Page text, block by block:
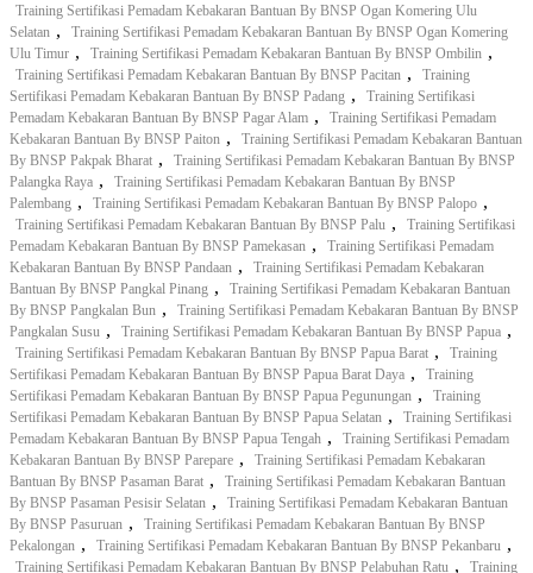
Training Sertifikasi Pemadam Kebakaran Bantuan By BNSP Ogan Komering Ulu
Selatan ,
Training Sertifikasi Pemadam Kebakaran Bantuan By BNSP Ogan Komering
Ulu Timur , Training Sertifikasi Pemadam Kebakaran Bantuan By BNSP Ombilin ,
Training Sertifikasi Pemadam Kebakaran Bantuan By BNSP Pacitan ,
Training
Sertifikasi Pemadam Kebakaran Bantuan By BNSP Padang ,
Training Sertifikasi
Pemadam Kebakaran Bantuan By BNSP Pagar Alam ,
Training Sertifikasi Pemadam
Kebakaran Bantuan By BNSP Paiton ,
Training Sertifikasi Pemadam Kebakaran Bantuan
By BNSP Pakpak Bharat ,
Training Sertifikasi Pemadam Kebakaran Bantuan By BNSP
Palangka Raya ,
Training Sertifikasi Pemadam Kebakaran Bantuan By BNSP
Palembang , Training Sertifikasi Pemadam Kebakaran Bantuan By BNSP Palopo ,
Training Sertifikasi Pemadam Kebakaran Bantuan By BNSP Palu ,
Training Sertifikasi
Pemadam Kebakaran Bantuan By BNSP Pamekasan ,
Training Sertifikasi Pemadam
Kebakaran Bantuan By BNSP Pandaan ,
Training Sertifikasi Pemadam Kebakaran
Bantuan By BNSP Pangkal Pinang ,
Training Sertifikasi Pemadam Kebakaran Bantuan
By BNSP Pangkalan Bun ,
Training Sertifikasi Pemadam Kebakaran Bantuan By BNSP
Pangkalan Susu , Training Sertifikasi Pemadam Kebakaran Bantuan By BNSP Papua ,
Training Sertifikasi Pemadam Kebakaran Bantuan By BNSP Papua Barat ,
Training
Sertifikasi Pemadam Kebakaran Bantuan By BNSP Papua Barat Daya ,
Training
Sertifikasi Pemadam Kebakaran Bantuan By BNSP Papua Pegunungan ,
Training
Sertifikasi Pemadam Kebakaran Bantuan By BNSP Papua Selatan ,
Training Sertifikasi
Pemadam Kebakaran Bantuan By BNSP Papua Tengah ,
Training Sertifikasi Pemadam
Kebakaran Bantuan By BNSP Parepare ,
Training Sertifikasi Pemadam Kebakaran
Bantuan By BNSP Pasaman Barat ,
Training Sertifikasi Pemadam Kebakaran Bantuan
By BNSP Pasaman Pesisir Selatan ,
Training Sertifikasi Pemadam Kebakaran Bantuan
By BNSP Pasuruan ,
Training Sertifikasi Pemadam Kebakaran Bantuan By BNSP
Pekalongan , Training Sertifikasi Pemadam Kebakaran Bantuan By BNSP Pekanbaru ,
Training Sertifikasi Pemadam Kebakaran Bantuan By BNSP Pelabuhan Ratu ,
Training